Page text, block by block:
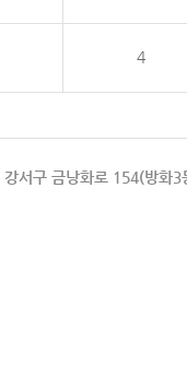
4
서구 금낭화로 154(방화3